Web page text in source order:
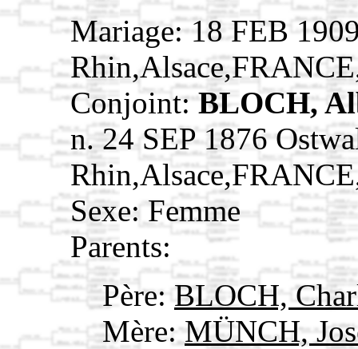
Mariage: 18 FEB
Conjoint: BLOCH,
n. 24 SEP 1876
Sexe: Femme
Parents:
Père: BLOCH,
Mère:MÜNCH,